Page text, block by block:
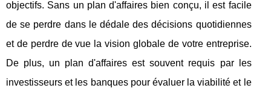
objectifs. Sans un plan d'affaires bien conçu, il est facile
de se perdre dans le dédale des décisions quotidiennes
et de perdre de vue la vision globale de votre entreprise.
De plus, un plan d'affaires est souvent requis par les
investisseurs et les banques pour évaluer la viabilité et le